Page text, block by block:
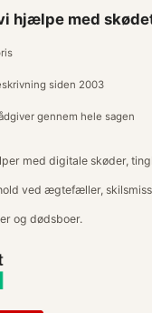
hjælpe med
siden 2003
gennem hele sagen
med digitale skøder,
ved ægtefæller,
og dødsboer.